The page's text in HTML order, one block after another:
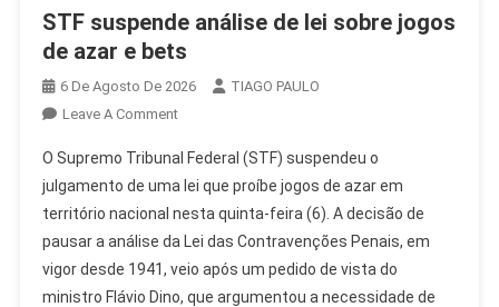
STF suspende análise de lei sobre jogos
de azar e bets
6 De Agosto De 2026
TIAGO PAULO
Leave A CommentOn
Suspende
Análise
De
Lei
Sobre
Jogos
O Supremo Tribunal Federal (STF) suspendeu o
julgamento de uma lei que proíbe jogos de azar em
território nacional nesta quinta-feira (6). A decisão de
pausar a análise da Lei das Contravenções Penais, em
vigor desde 1941, veio após um pedido de vista do
ministro Flávio Dino, que argumentou a necessidade de